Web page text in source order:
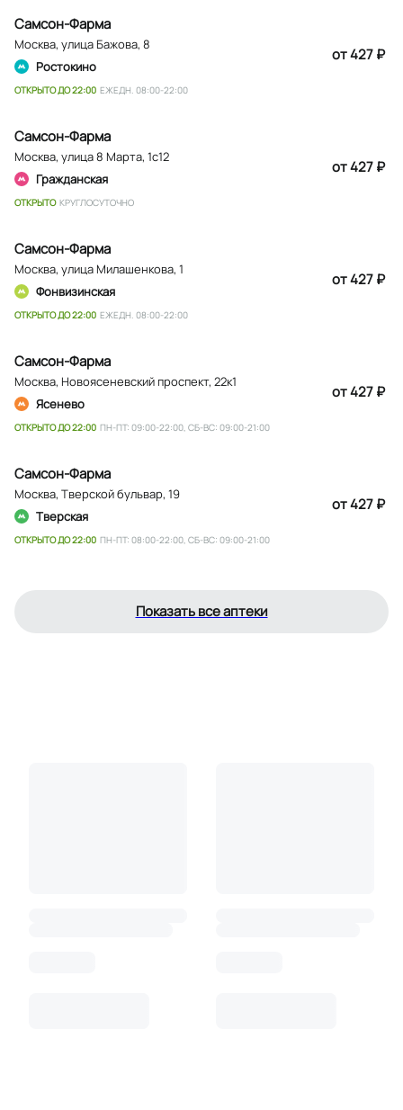
Самсон-Фарма
Москва, улица Бажова, 8
Ростокино
ОТКРЫТО ДО 22:00 ЕЖЕДН. 08:00-22:00
от 427 ₽
Самсон-Фарма
Москва, улица 8 Марта, 1с12
Гражданская
ОТКРЫТО КРУГЛОСУТОЧНО
от 427 ₽
Самсон-Фарма
Москва, улица Милашенкова, 1
Фонвизинская
ОТКРЫТО ДО 22:00 ЕЖЕДН. 08:00-22:00
от 427 ₽
Самсон-Фарма
Москва, Новоясеневский проспект, 22к1
Ясенево
ОТКРЫТО ДО 22:00 ПН-ПТ: 09:00-22:00, СБ-ВС: 09:00-21:00
от 427 ₽
Самсон-Фарма
Москва, Тверской бульвар, 19
Тверская
ОТКРЫТО ДО 22:00 ПН-ПТ: 08:00-22:00, СБ-ВС: 09:00-21:00
от 427 ₽
Показать все аптеки